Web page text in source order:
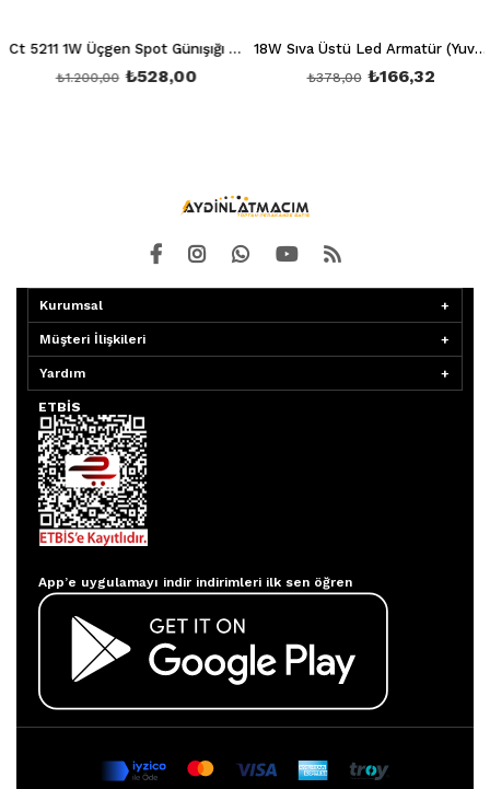
Ct 5211 1W Üçgen Spot Günışığı 3200K (Ledli+Prizli)
₺528,00
₺1.200,00
18W Sıva Üstü Led Armatür (Yuvarlak) (Beyaz) 6400K Siyah Kasa Ct 5235 Siyah Kasa
₺166,32
₺378,00
Kurumsal
Müşteri İlişkileri
Yardım
ETBİS
App’e uygulamayı indir indirimleri ilk sen öğren